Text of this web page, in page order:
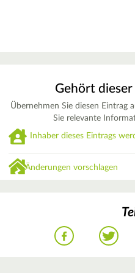
Gehört
Übernehmen Sie diesen Eintrag
Sie relevante
Inhaber dieses Eintrags
Änderungen vorschlagen